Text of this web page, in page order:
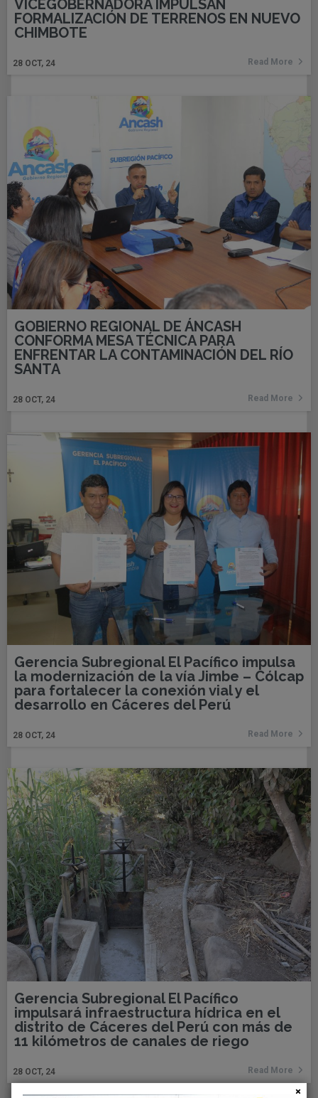
VICEGOBERNADORA IMPULSAN
FORMALIZACIÓN DE TERRENOS EN NUEVO
CHIMBOTE
28 OCT, 24 Read More
GOBIERNO REGIONAL DE ÁNCASH
CONFORMA MESA TÉCNICA PARA
ENFRENTAR LA CONTAMINACIÓN DEL RÍO
SANTA
28 OCT, 24 Read More
Gerencia Subregional El Pacífico impulsa
la modernización de la vía Jimbe – Cólcap
para fortalecer la conexión vial y el
desarrollo en Cáceres del Perú
28 OCT, 24 Read More
Gerencia Subregional El Pacífico
impulsará infraestructura hídrica en el
distrito de Cáceres del Perú con más de
11 kilómetros de canales de riego
28 OCT, 24 Read More